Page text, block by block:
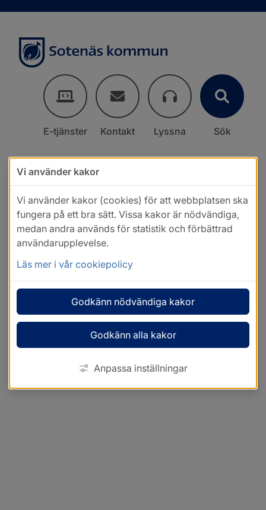
E-tjänster Kontakt Lyssna Sök
Vi använder kakor
Vi använder kakor (cookies) för att webbplatsen ska
fungera på ett bra sätt. Vissa kakor är nödvändiga,
medan andra används för statistik och förbättrad
användarupplevelse.
Läs mer i vår cookiepolicy
Godkänn nödvändiga kakor
Godkänn alla kakor
Anpassa inställningar